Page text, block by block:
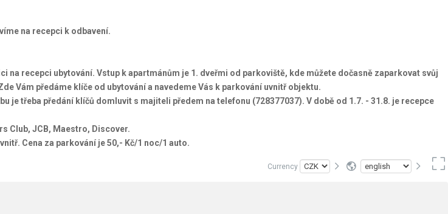
na recepci k odbavení.
recepci ubytování. Vstup k apartmánům je 1. dveřmi od parkoviště, kde můžete dočasně zaparkovat svůj
Vám předáme klíče od ubytování a navedeme Vás k parkování uvnitř objektu.
je třeba předání klíčů domluvit s majiteli předem na telefonu (728377037). V době od 1.7. - 31.8. je recepce
Club, JCB, Maestro, Discover.
Cena za parkování je 50,- Kč/1 noc/1 auto.
Currency